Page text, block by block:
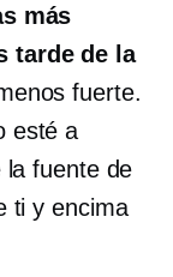
más
tarde de la
fuerte.
esté a
la fuente de
ti y encima